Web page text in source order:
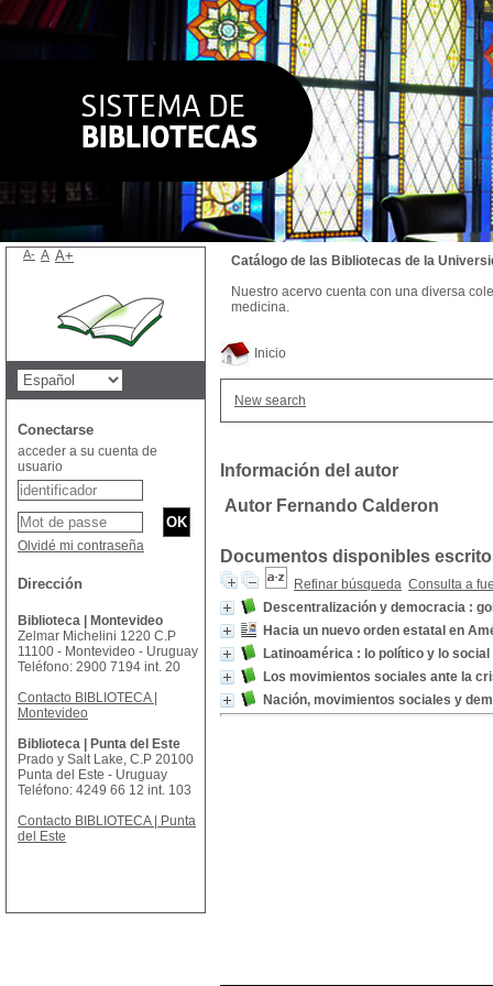
Inicio
New search
Información del autor
Autor Fernando Calderon
Documentos disponibles
Refinar búsqueda Consulta a
Descentralización y democracia :
Hacia un nuevo orden estatal en
Latinoamérica : lo político y lo
Los movimientos sociales ante la
Nación, movimientos sociales y
Catálogo de las Bibliotecas de la
Nuestro acervo cuenta con una diversa
medicina.
A- A A+
Conectarse
acceder a su cuenta de
usuario
Olvidé mi contraseña
Dirección
Biblioteca | Montevideo
Zelmar Michelini 1220 C.P
11100 - Montevideo - Uruguay
Teléfono: 2900 7194 int. 20
Contacto BIBLIOTECA |
Montevideo
Biblioteca | Punta del Este
Prado y Salt Lake, C.P 20100
Punta del Este - Uruguay
Teléfono: 4249 66 12 int. 103
Contacto BIBLIOTECA | Punta
del Este